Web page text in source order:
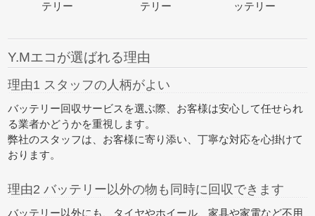
テリー
テリー
ッテリー
Y.Mエコが選ばれる理由
理由1 スタッフの人柄がよい
バッテリー回収サービスを選ぶ際、お客様は安心して任せられ
る業者かどうかを重視します。
弊社のスタッフは、お客様に寄り添い、丁寧な対応を心掛けて
おります。
理由2 バッテリー以外の物も同時に回収できます
バッテリー以外にも、タイヤやホイール、家具や家電など不用